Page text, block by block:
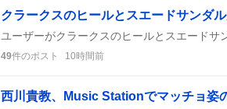
49件のポスト 10時間前
西川貴教、Music Stationでマッチョ姿